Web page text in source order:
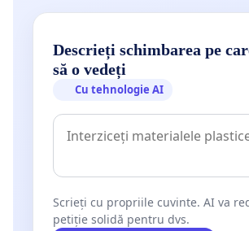
Descrieți schimbarea pe
să o vedeți
Cu tehnologie AI
Scrieți cu propriile cuvinte. AI va
petiție solidă pentru dvs.